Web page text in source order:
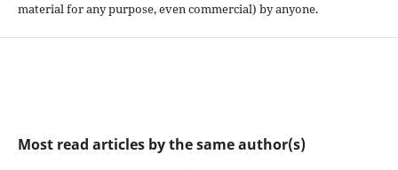
material for any purpose, even commercial) by anyone.
Most read articles by the same author(s)